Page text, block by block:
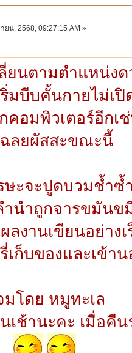
ยน, 2568, 09:27:15 AM »
ยนตามตำแหน่ง
มบีบคั้นกายไม่เปิ
คอมพิวเตอร์อีกเ
ฉลยผัสสะขณะนี้
ษะจะปูดบวมช้ำซ้
ำนำถูกจารขมันข
งานเขียนอย่างเ
เก็บของและเข้า
มโดย หมูทะเล
ช้านะคะ เมื่อคื